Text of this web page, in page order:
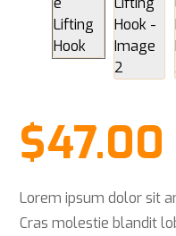
$47.00
Lorem ipsum dolor sit
Cras molestie blandit